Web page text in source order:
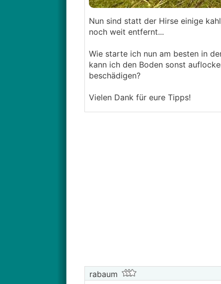
Nun sind statt der Hirse einige
noch weit entfernt...
Wie starte ich nun am besten in
kann ich den Boden sonst
beschädigen?
Vielen Dank für eure Tipps!
rabaum